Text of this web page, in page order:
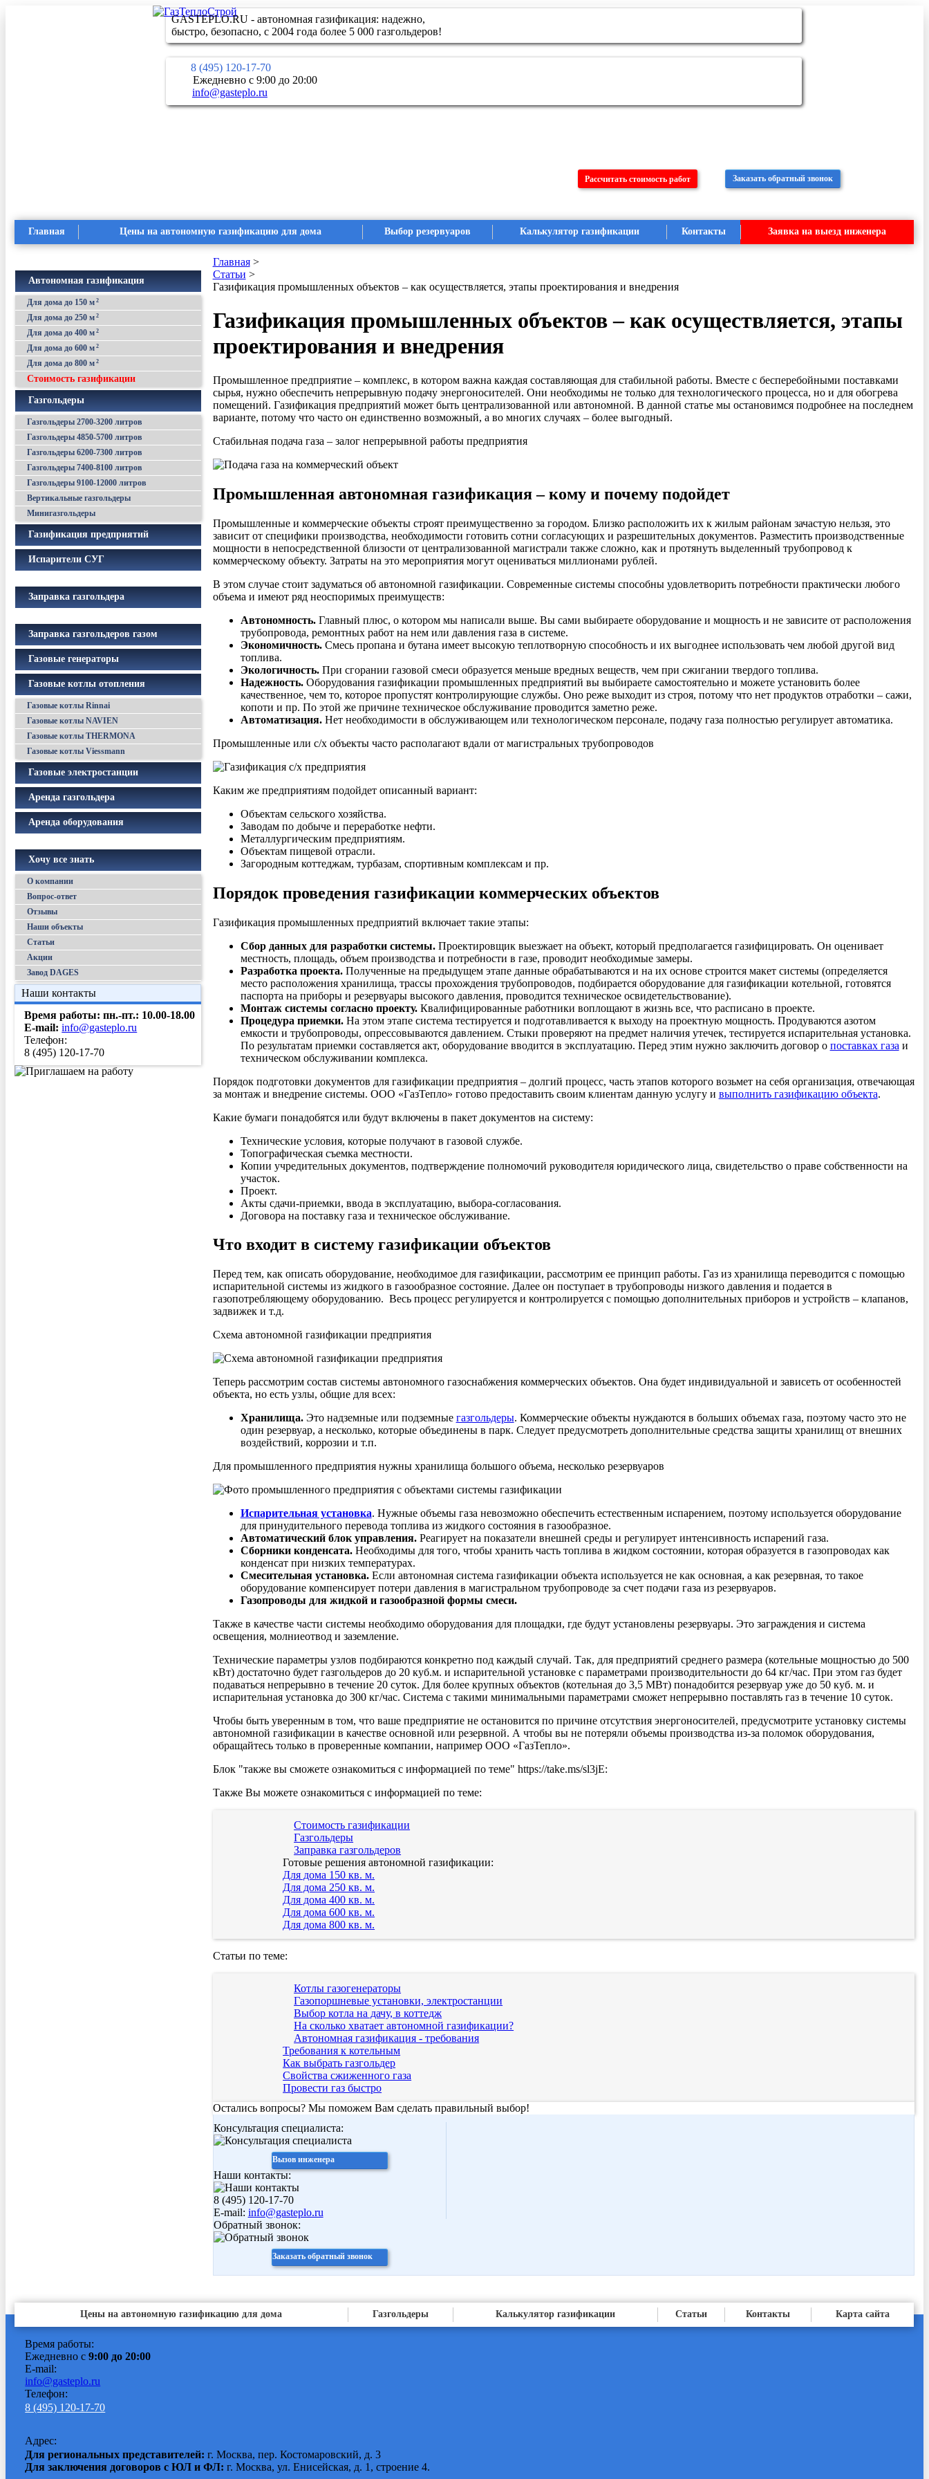
Рассчитать стоимость работ Заказать обратный звонок
GASTEPLO.RU - автономная газификация: надежно,
быстро, безопасно, с 2004 года более 5 000 газгольдеров!
8 (495) 120-17-70
Ежедневно с 9:00 до 20:00
info@gasteplo.ru
Главная Цены на автономную газификацию для дома Выбор резервуаров Калькулятор газификации Контакты Заявка на выезд инженера
Автономная газификация
Для дома до 150 м 2
Для дома до 250 м 2
Для дома до 400 м 2
Для дома до 600 м 2
Для дома до 800 м 2
Стоимость газификации
Газгольдеры
Газгольдеры 2700-3200 литров
Газгольдеры 4850-5700 литров
Газгольдеры 6200-7300 литров
Газгольдеры 7400-8100 литров
Газгольдеры 9100-12000 литров
Вертикальные газгольдеры
Минигазгольдеры
Газификация предприятий
Испарители СУГ
Заправка газгольдера
Заправка газгольдеров газом
Газовые генераторы
Газовые котлы отопления
Газовые котлы Rinnai
Газовые котлы NAVIEN
Газовые котлы THERMONA
Газовые котлы Viessmann
Газовые электростанции
Аренда газгольдера
Аренда оборудования
Хочу все знать
О компании
Вопрос-ответ
Отзывы
Наши объекты
Статьи
Акции
Завод DAGES
Наши контакты
Время работы: пн.-пт.: 10.00-18.00
E-mail: info@gasteplo.ru
Телефон:
8 (495) 120-17-70
Главная>
Статьи >
Газификация промышленных объектов – как осуществляется, этапы проектирования и внедрения
Газификация промышленных объектов – как осуществляется, этапы
проектирования и внедрения
Промышленное предприятие – комплекс, в котором важна каждая составляющая для стабильной работы. Вместе с бесперебойными поставками
сырья, нужно обеспечить непрерывную подачу энергоносителей. Они необходимы не только для технологического процесса, но и для обогрева
помещений. Газификация предприятий может быть централизованной или автономной. В данной статье мы остановимся подробнее на последнем
варианте, потому что часто он единственно возможный, а во многих случаях – более выгодный.
Стабильная подача газа – залог непрерывной работы предприятия
Промышленная автономная газификация – кому и почему подойдет
Промышленные и коммерческие объекты строят преимущественно за городом. Близко расположить их к жилым районам зачастую нельзя, это
зависит от специфики производства, необходимости готовить сотни согласующих и разрешительных документов. Разместить производственные
мощности в непосредственной близости от централизованной магистрали также сложно, как и протянуть выделенный трубопровод к
коммерческому объекту. Затраты на это мероприятия могут оцениваться миллионами рублей.
В этом случае стоит задуматься об автономной газификации. Современные системы способны удовлетворить потребности практически любого
объема и имеют ряд неоспоримых преимуществ:
Автономность.Главный плюс, о котором мы написали выше. Вы сами выбираете оборудование и мощность и не зависите от расположения
трубопровода, ремонтных работ на нем или давления газа в системе.
Экономичность.Смесь пропана и бутана имеет высокую теплотворную способность и их выгоднее использовать чем любой другой вид
топлива.
Экологичность.При сгорании газовой смеси образуется меньше вредных веществ, чем при сжигании твердого топлива.
Надежность.Оборудования газификации промышленных предприятий вы выбираете самостоятельно и можете установить более
качественное, чем то, которое пропустят контролирующие службы. Оно реже выходит из строя, потому что нет продуктов отработки – сажи,
копоти и пр. По этой же причине техническое обслуживание проводится заметно реже.
Автоматизация.Нет необходимости в обслуживающем или технологическом персонале, подачу газа полностью регулирует автоматика.
Промышленные или с/х объекты часто располагают вдали от магистральных трубопроводов
Каким же предприятиям подойдет описанный вариант:
Объектам сельского хозяйства.
Заводам по добыче и переработке нефти.
Металлургическим предприятиям.
Объектам пищевой отрасли.
Загородным коттеджам, турбазам, спортивным комплексам и пр.
Порядок проведения газификации коммерческих объектов
Газификация промышленных предприятий включает такие этапы:
Сбор данных для разработки системы.Проектировщик выезжает на объект, который предполагается газифицировать. Он оценивает
местность, площадь, объем производства и потребности в газе, проводит необходимые замеры.
Разработка проекта.Полученные на предыдущем этапе данные обрабатываются и на их основе строится макет системы (определяется
место расположения хранилища, трассы прохождения трубопроводов, подбирается оборудование для газификации котельной, готовятся
паспорта на приборы и резервуары высокого давления, проводится техническое освидетельствование).
Монтаж системы согласно проекту.Квалифицированные работники воплощают в жизнь все, что расписано в проекте.
Процедура приемки.На этом этапе система тестируется и подготавливается к выходу на проектную мощность. Продуваются азотом
емкости и трубопроводы, опрессовываются давлением. Стыки проверяют на предмет наличия утечек, тестируется испарительная установка.
По результатам приемки составляется акт, оборудование вводится в эксплуатацию. Перед этим нужно заключить договор о поставках газа и
техническом обслуживании комплекса.
Порядок подготовки документов для газификации предприятия – долгий процесс, часть этапов которого возьмет на себя организация, отвечающая
за монтаж и внедрение системы. ООО «ГазТепло» готово предоставить своим клиентам данную услугу и выполнить газификацию объекта.
Какие бумаги понадобятся или будут включены в пакет документов на систему:
Технические условия, которые получают в газовой службе.
Топографическая съемка местности.
Копии учредительных документов, подтверждение полномочий руководителя юридического лица, свидетельство о праве собственности на
участок.
Проект.
Акты сдачи-приемки, ввода в эксплуатацию, выбора-согласования.
Договора на поставку газа и техническое обслуживание.
Что входит в систему газификации объектов
Перед тем, как описать оборудование, необходимое для газификации, рассмотрим ее принцип работы. Газ из хранилища переводится с помощью
испарительной системы из жидкого в газообразное состояние. Далее он поступает в трубопроводы низкого давления и подается в
газопотребляющему оборудованию. Весь процесс регулируется и контролируется с помощью дополнительных приборов и устройств – клапанов,
задвижек и т.д.
Схема автономной газификации предприятия
Теперь рассмотрим состав системы автономного газоснабжения коммерческих объектов. Она будет индивидуальной и зависеть от особенностей
объекта, но есть узлы, общие для всех:
Хранилища.Это надземные или подземные газгольдеры. Коммерческие объекты нуждаются в больших объемах газа, поэтому часто это не
один резервуар, а несколько, которые объединены в парк. Следует предусмотреть дополнительные средства защиты хранилищ от внешних
воздействий, коррозии и т.п.
Для промышленного предприятия нужны хранилища большого объема, несколько резервуаров
Испарительная установка. Нужные объемы газа невозможно обеспечить естественным испарением, поэтому используется оборудование
для принудительного перевода топлива из жидкого состояния в газообразное.
Автоматический блок управления.Реагирует на показатели внешней среды и регулирует интенсивность испарений газа.
Сборники конденсата.Необходимы для того, чтобы хранить часть топлива в жидком состоянии, которая образуется в газопроводах как
конденсат при низких температурах.
Смесительная установка.Если автономная система газификации объекта используется не как основная, а как резервная, то такое
оборудование компенсирует потери давления в магистральном трубопроводе за счет подачи газа из резервуаров.
Газопроводы для жидкой и газообразной формы смеси.
Также в качестве части системы необходимо оборудования для площадки, где будут установлены резервуары. Это заграждения и система
освещения, молниеотвод и заземление.
Технические параметры узлов подбираются конкретно под каждый случай. Так, для предприятий среднего размера (котельные мощностью до 500
кВт) достаточно будет газгольдеров до 20 куб.м. и испарительной установке с параметрами производительности до 64 кг/час. При этом газ будет
подаваться непрерывно в течение 20 суток. Для более крупных объектов (котельная до 3,5 МВт) понадобится резервуар уже до 50 куб. м. и
испарительная установка до 300 кг/час. Система с такими минимальными параметрами сможет непрерывно поставлять газ в течение 10 суток.
Чтобы быть уверенным в том, что ваше предприятие не остановится по причине отсутствия энергоносителей, предусмотрите установку системы
автономной газификации в качестве основной или резервной. А чтобы вы не потеряли объемы производства из-за поломок оборудования,
обращайтесь только в проверенные компании, например ООО «ГазТепло».
Блок "также вы сможете ознакомиться с информацией по теме" https://take.ms/sl3jE:
Также Вы можете ознакомиться с информацией по теме:
Стоимость газификации
Газгольдеры
Заправка газгольдеров
Готовые решения автономной газификации:
Для дома 150 кв. м.
Для дома 250 кв. м.
Для дома 400 кв. м.
Для дома 600 кв. м.
Для дома 800 кв. м.
Статьи по теме:
Котлы газогенераторы
Газопоршневые установки, электростанции
Выбор котла на дачу, в коттедж
На сколько хватает автономной газификации?
Автономная газификация - требования
Требования к котельным
Как выбрать газгольдер
Свойства сжиженного газа
Провести газ быстро
Остались вопросы? Мы поможем Вам сделать правильный выбор!
Консультация специалиста:
Вызов инженера
Наши контакты:
8 (495) 120-17-70
E-mail: info@gasteplo.ru
Обратный звонок:
Заказать обратный звонок
Цены на автономную газификацию для дома Газгольдеры Калькулятор газификации Статьи Контакты Карта сайта
Время работы:
Ежедневно с9:00 до 20:00
E-mail:
info@gasteplo.ru
Телефон:
8 (495) 120-17-70
Адрес:
Для региональных представителей: г. Москва, пер. Костомаровский, д. 3
Для заключения договоров с ЮЛ и ФЛ:г. Москва, ул. Енисейская, д. 1, строение 4.